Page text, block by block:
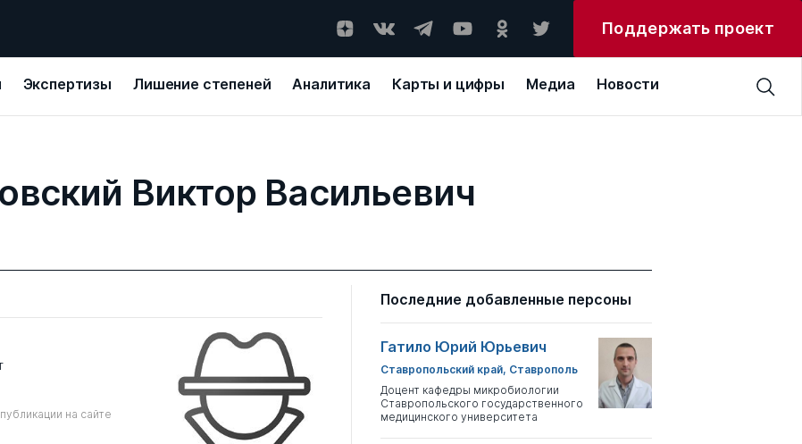
Поддержать проект
Экспертизы Лишение степеней Аналитика Карты и цифры Медиа Новости
Виктор Васильевич
на сайте
Последние добавленные персоны
Гатило Юрий Юрьевич
Ставропольский край, Ставрополь
Доцент кафедры микробиологии
Ставропольского государственного
медицинского университета